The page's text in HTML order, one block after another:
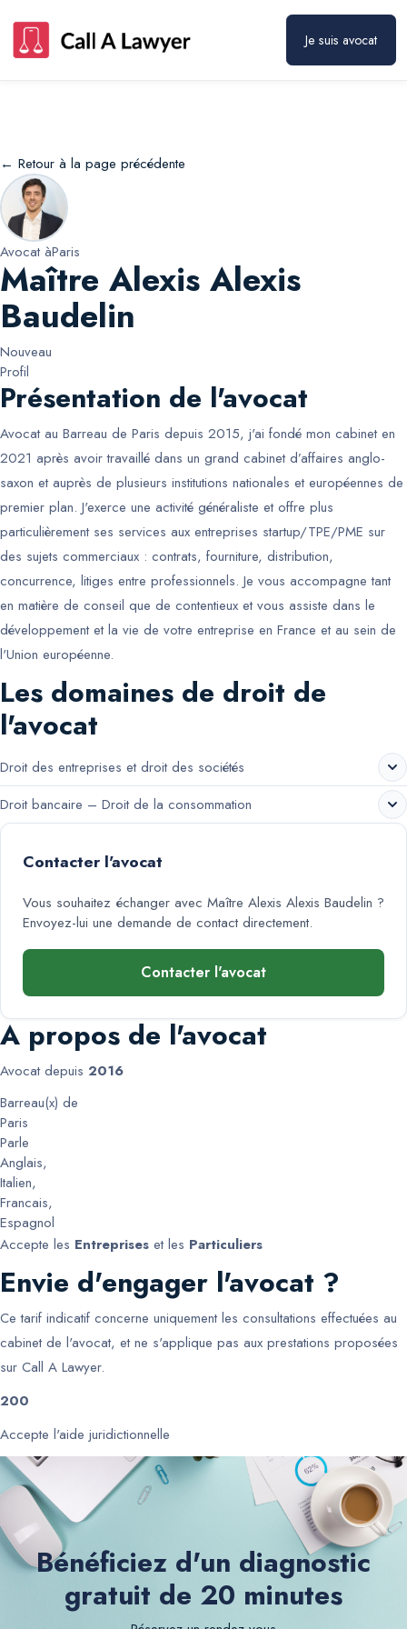
Je suis avocat
← Retour à la page précédente
Avocat àParis
Maître Alexis Alexis
Baudelin
Nouveau
Profil
Présentation de l'avocat
Avocat au Barreau de Paris depuis 2015, j'ai fondé mon cabinet en
2021 après avoir travaillé dans un grand cabinet d’affaires anglo-
saxon et auprès de plusieurs institutions nationales et européennes de
premier plan. J'exerce une activité généraliste et offre plus
particulièrement ses services aux entreprises startup/TPE/PME sur
des sujets commerciaux : contrats, fourniture, distribution,
concurrence, litiges entre professionnels. Je vous accompagne tant
en matière de conseil que de contentieux et vous assiste dans le
développement et la vie de votre entreprise en France et au sein de
l'Union européenne.
Les domaines de droit de
l'avocat
Droit des entreprises et droit des sociétés
Droit bancaire – Droit de la consommation
Contacter l'avocat
Vous souhaitez échanger avec Maître Alexis Alexis Baudelin ?
Envoyez-lui une demande de contact directement.
Contacter l'avocat
A propos de l'avocat
Avocat depuis 2016
Barreau(x) de
Paris
Parle
Anglais,
Italien,
Francais,
Espagnol
Accepte les Entreprises et les Particuliers
Envie d'engager l'avocat ?
Ce tarif indicatif concerne uniquement les consultations effectuées au
cabinet de l'avocat, et ne s'applique pas aux prestations proposées
sur Call A Lawyer.
200
Accepte l'aide juridictionnelle
Bénéficiez d'un diagnostic
gratuit de 20 minutes